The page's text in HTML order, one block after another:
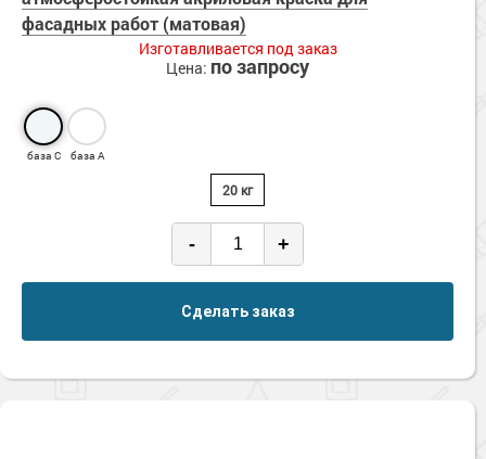
Сопутствующие товары
Морозостойкие краски для металла
Морозостойкие краски для фасада
фасадных работ (матовая)
Изготавливается под заказ
Цена: по запросу
база С база А
20 кг
- +
Сделать заказ